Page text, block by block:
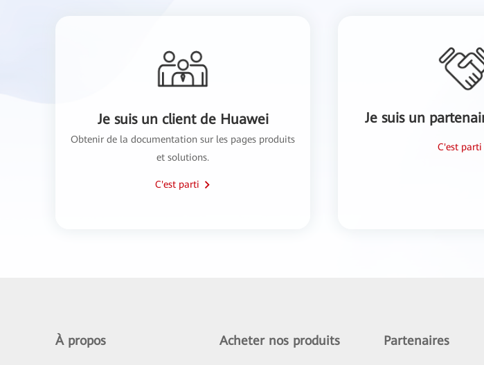
Je suis un client de Huawei
Obtenir de la documentation sur les pages produits
et solutions.
C'est parti
Je suis un
C'est parti
À propos Acheter nos produits Partenaires